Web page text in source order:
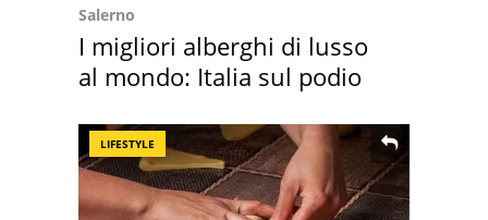
Salerno
I migliori alberghi di lusso
al mondo: Italia sul podio
LIFESTYLE